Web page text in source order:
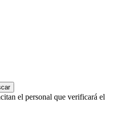
el personal que verificará el